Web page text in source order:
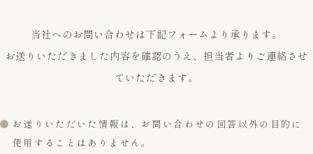
当社へのお問い合わせは下記フォームより承ります。
お送りいただきました内容を確認のうえ、担当者よりご連絡させ
ていただきます。
お送りいただいた情報は、お問い合わせの回答以外の目的に
使用することはありません。